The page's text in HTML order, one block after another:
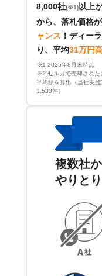
8,000社(※1) 以上
から、落札価格
ャンス ！ ディー
り、平均31万円
※1 2025年8月末時点
※2 セルカで売却された
平均額を算出（当社実
1,533件）
複数社
やりと